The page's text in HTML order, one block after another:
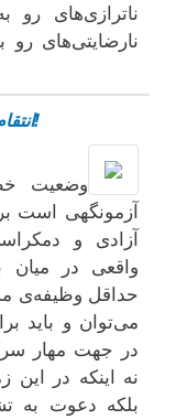
ناترازی‌های رو
نارضایتی‌های رو
انتقام‌گیری جمهوری اسلامی را مهار باید کرد!
وضعیت
آزمونگهی است
آزادی و
واقعی در میان
حداقل وظیفه‌ی
می‌توان و باید
در جهت مهار
نه اینکه در این
بلکه دعوت به